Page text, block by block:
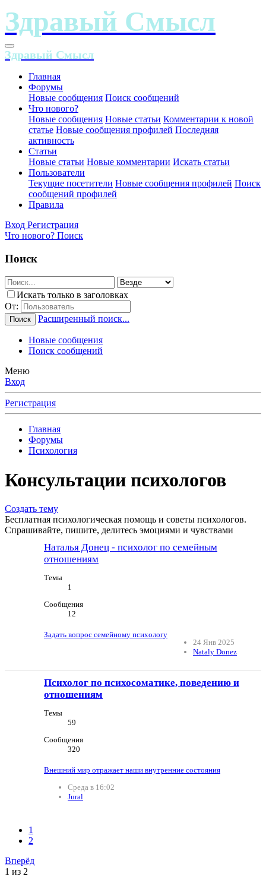
Главная
Форумы
Новые сообщения Поиск сообщений
Что нового?
Новые сообщения Новые статьи Комментарии к новой
статье Новые сообщения профилей Последняя
активность
Статьи
Новые статьи Новые комментарии Искать статьи
Пользователи
Текущие посетители Новые сообщения профилей Поиск
сообщений профилей
Правила
Вход Регистрация
Что нового? Поиск
Поиск
Искать только в заголовках
От:
Поиск Расширенный поиск...
Новые сообщения
Поиск сообщений
Меню
Вход
Регистрация
Главная
Форумы
Психология
Консультации психологов
Создать тему
Бесплатная психологическая помощь и советы психологов.
Спрашивайте, пишите, делитесь эмоциями и чувствами
Наталья Донец - психолог по семейным
отношениям
Темы
1
Сообщения
12
Задать вопрос семейному психологу
24 Янв 2025
Nataly Donez
Психолог по психосоматике, поведению и
отношениям
Темы
59
Сообщения
320
Внешний мир отражает наши внутренние состояния
Среда в 16:02
Jural
1
2
Вперёд
1 из 2